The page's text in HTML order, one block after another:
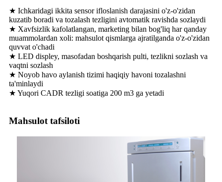
★ Ichkaridagi ikkita sensor ifloslanish darajasini o'z-o'zidan
kuzatib boradi va tozalash tezligini avtomatik ravishda sozlaydi
★ Xavfsizlik kafolatlangan, marketing bilan bog'liq har qanday
muammolardan xoli: mahsulot qismlarga ajratilganda o'z-o'zidan
quvvat o'chadi
★ LED displey, masofadan boshqarish pulti, tezlikni sozlash va
vaqtni sozlash
★ Noyob havo aylanish tizimi haqiqiy havoni tozalashni
ta'minlaydi
★ Yuqori CADR tezligi soatiga 200 m3 ga yetadi
Mahsulot tafsiloti